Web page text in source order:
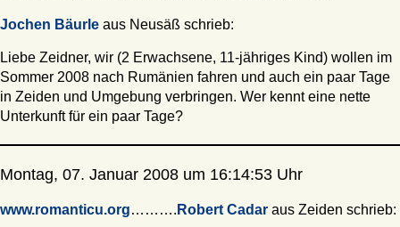
Jochen Bäurle aus Neusäß schrieb:
Liebe Zeidner, wir (2 Erwachsene, 11-jähriges Kind) wollen im
Sommer 2008 nach Rumänien fahren und auch ein paar Tage
in Zeiden und Umgebung verbringen. Wer kennt eine nette
Unterkunft für ein paar Tage?
Montag, 07. Januar 2008 um 16:14:53 Uhr
www.romanticu.org………. Robert Cadar aus Zeiden schrieb: